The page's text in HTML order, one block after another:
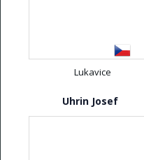
Lukavice
Uhrin Josef